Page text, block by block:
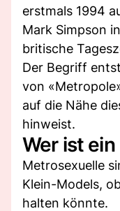
erstmals 1994
Mark Simpson
britische
Der Begriff
von
auf die Nähe
hinweist.
Wer ist
Metrosexuelle
Klein-Models,
halten könnte.